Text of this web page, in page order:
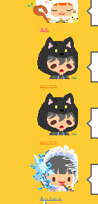
孤高
ぬーーー
ぬーーー
あっちゃん